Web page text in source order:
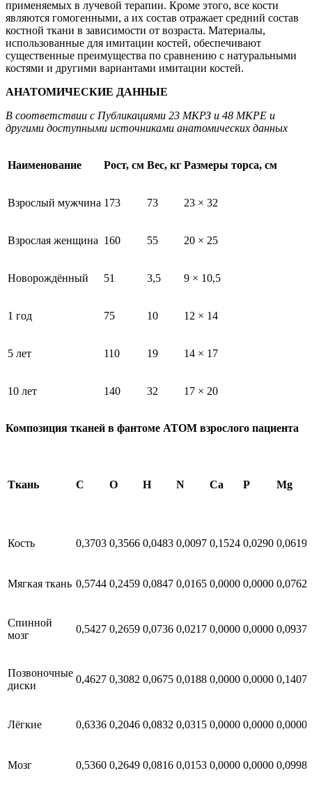
применяемых в лучевой терапии. Кроме этого, все кости
являются гомогенными, а их состав отражает средний состав
костной ткани в зависимости от возраста. Материалы,
использованные для имитации костей, обеспечивают
существенные преимущества по сравнению с натуральными
костями и другими вариантами имитации костей.
АНАТОМИЧЕСКИЕ ДАННЫЕ
В соответствии с Публикациями 23 МКРЗ и 48 МКРЕ и
другими доступными источниками анатомических данных
Наименование Рост, см Вес, кг Размеры торса, см
Взрослый мужчина 173 73 23 × 32
Взрослая женщина 160 55 20 × 25
Новорождённый 51 3,5 9 × 10,5
1 год 75 10 12 × 14
5 лет 110 19 14 × 17
10 лет 140 32 17 × 20
Композиция тканей в фантоме АТОМ взрослого пациента
Ткань C O H N Ca P Mg
Кость 0,3703 0,3566 0,0483 0,0097 0,1524 0,0290 0,0619
Мягкая ткань 0,5744 0,2459 0,0847 0,0165 0,0000 0,0000 0,0762
Спинной
мозг
0,5427 0,2659 0,0736 0,0217 0,0000 0,0000 0,0937
Позвоночные
диски
0,4627 0,3082 0,0675 0,0188 0,0000 0,0000 0,1407
Лёгкие 0,6336 0,2046 0,0832 0,0315 0,0000 0,0000 0,0000
Мозг 0,5360 0,2649 0,0816 0,0153 0,0000 0,0000 0,0998